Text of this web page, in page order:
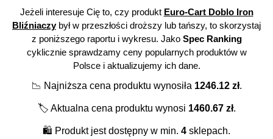
Jeżeli interesuje Cię to, czy produkt Euro-Cart Doblo Iron
Bliźniaczybył w przeszłości droższy lub tańszy, to skorzystaj
z poniższego raportu i wykresu. Jako Spec Ranking
cyklicznie sprawdzamy ceny popularnych produktów w
Polsce i aktualizujemy ich dane.
📉 Najniższa cena produktu wynosiła 1246.12zł.
🏷️ Aktualna cena produktu wynosi 1460.67zł.
🛍️ Produkt jest dostępny w min. 4 sklepach.